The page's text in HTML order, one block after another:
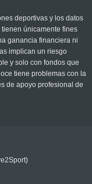
deportivas y los datos
tienen únicamente fines
ganancia financiera ni
implican un riesgo
y solo con fondos que
tiene problemas con la
de apoyo profesional de